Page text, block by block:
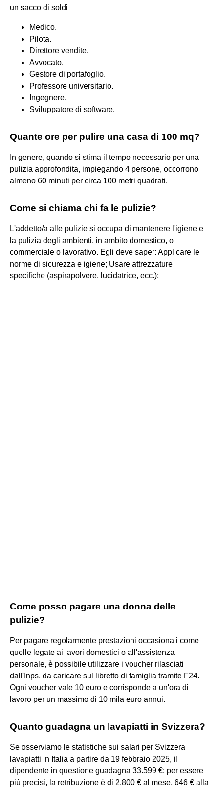
un sacco di soldi
Medico.
Pilota.
Direttore vendite.
Avvocato.
Gestore di portafoglio.
Professore universitario.
Ingegnere.
Sviluppatore di software.
Quante ore per pulire una casa di 100 mq?
In genere, quando si stima il tempo necessario per una
pulizia approfondita, impiegando 4 persone, occorrono
almeno 60 minuti per circa 100 metri quadrati.
Come si chiama chi fa le pulizie?
L'addetto/a alle pulizie si occupa di mantenere l'igiene e
la pulizia degli ambienti, in ambito domestico, o
commerciale o lavorativo. Egli deve saper: Applicare le
norme di sicurezza e igiene; Usare attrezzature
specifiche (aspirapolvere, lucidatrice, ecc.);
Come posso pagare una donna delle
pulizie?
Per pagare regolarmente prestazioni occasionali come
quelle legate ai lavori domestici o all'assistenza
personale, è possibile utilizzare i voucher rilasciati
dall'Inps, da caricare sul libretto di famiglia tramite F24.
Ogni voucher vale 10 euro e corrisponde a un'ora di
lavoro per un massimo di 10 mila euro annui.
Quanto guadagna un lavapiatti in Svizzera?
Se osserviamo le statistiche sui salari per Svizzera
lavapiatti in Italia a partire da 19 febbraio 2025, il
dipendente in questione guadagna 33.599 €; per essere
più precisi, la retribuzione è di 2.800 € al mese, 646 € alla